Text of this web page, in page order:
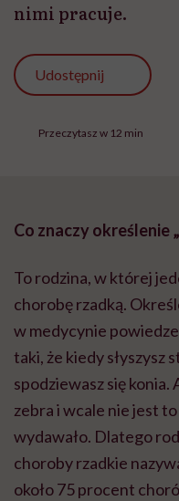
nimi pracuje.
Udostępnij
Przeczytasz w 12 min
Co znaczy określenie
To rodzina, w której
chorobę rzadką.
w medycynie
taki, że kiedy słyszysz
spodziewasz się
zebra i wcale nie jest
wydawało. Dlatego
choroby rzadkie
około 75 procent